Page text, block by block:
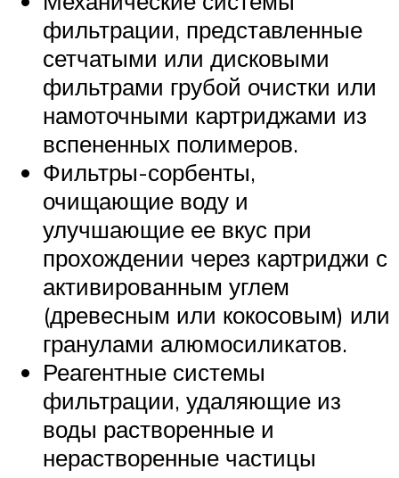
фильтрации, представленные
сетчатыми или дисковыми
фильтрами грубой очистки или
намоточными картриджами из
вспененных полимеров.
Фильтры-сорбенты,
очищающие воду и
улучшающие ее вкус при
прохождении через картриджи с
активированным углем
(древесным или кокосовым) или
гранулами алюмосиликатов.
Реагентные системы
фильтрации, удаляющие из
воды растворенные и
нерастворенные частицы